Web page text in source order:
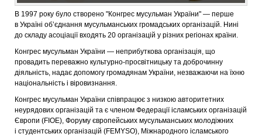
В 1997 року було створено "Конгрес мусульман України" — перше
в Україні об’єднання мусульманських громадських організацій. Нині
до складу асоціації входять 20 організацій у різних регіонах країни.
Конгрес мусульман України — неприбуткова організація, що
провадить переважно культурно-просвітницьку та доброчинну
діяльність, надає допомогу громадянам України, незважаючи на їхню
національність і віровизнання.
Конгрес мусульман України співпрацює з низкою авторитетних
неурядових організацій та є членом Федерації ісламських організацій
Європи (FIOE), Форуму європейських мусульманських молодіжних
і студентських організацій (FEMYSO), Міжнародного ісламського